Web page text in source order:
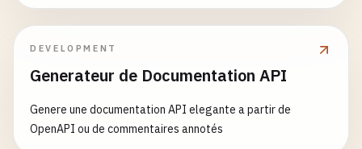
DEVELOPMENT
Generateur de Documentation API
Genere une documentation API elegante a partir de
OpenAPI ou de commentaires annotés